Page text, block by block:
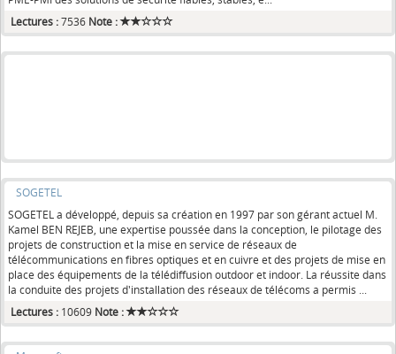
Lectures :7536 Note :
SOGETEL
SOGETEL a développé, depuis sa création en 1997 par son gérant actuel M.
Kamel BEN REJEB, une expertise poussée dans la conception, le pilotage des
projets de construction et la mise en service de réseaux de
télécommunications en fibres optiques et en cuivre et des projets de mise en
place des équipements de la télédiffusion outdoor et indoor. La réussite dans
la conduite des projets d'installation des réseaux de télécoms a permis ...
Lectures : 10609 Note :